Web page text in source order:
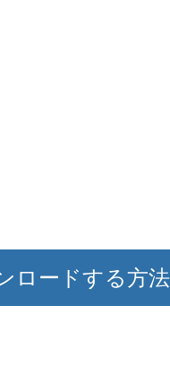
ロードする方法